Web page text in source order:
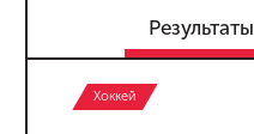
Результаты
Хоккей